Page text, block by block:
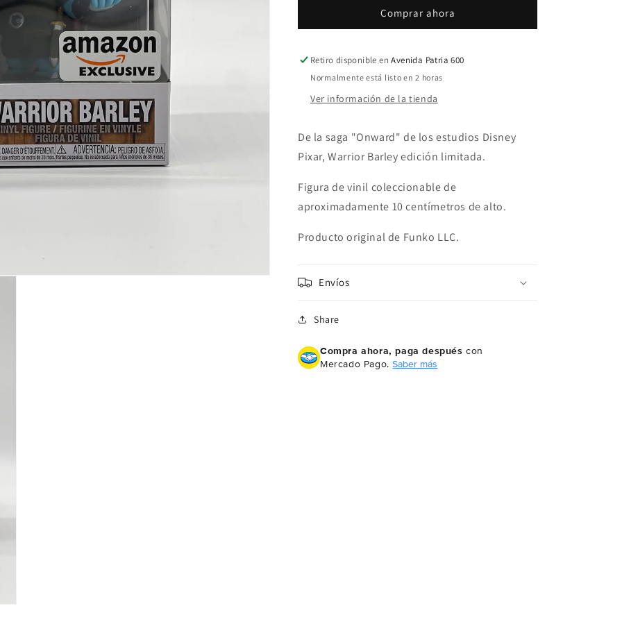
726
Barley
Amazon
Onward
726
Barley
Amazon
Comprar ahora
Retiro disponible enAvenida Patria 600
Normalmente está listo en 2 horas
Ver información de la tienda
De la saga "Onward" de los estudios Disney
Pixar, Warrior Barley edición limitada.
Figura de vinil coleccionable de
aproximadamente 10 centímetros de alto.
Producto original de Funko LLC.
Envíos
Share
Compra ahora, paga después con
Mercado Pago.Saber más